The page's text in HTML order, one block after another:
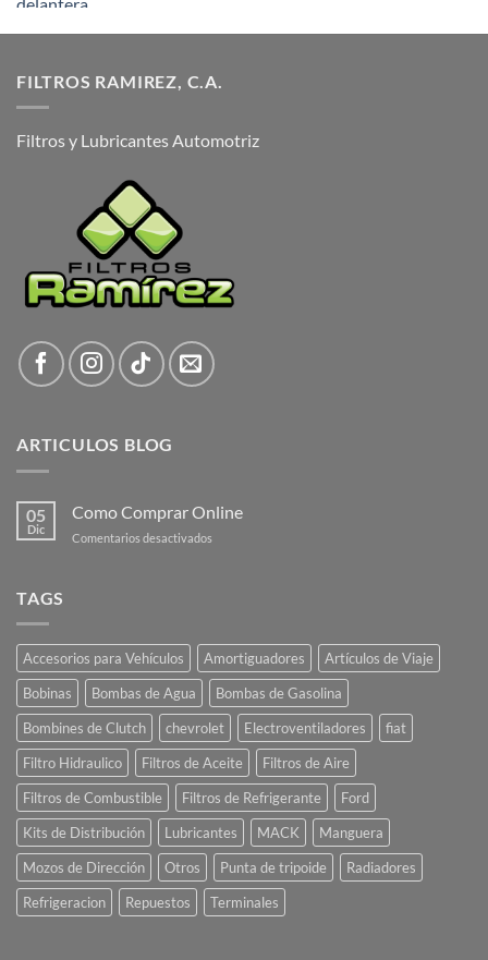
FILTROS RAMIREZ, C.A.
Filtros y Lubricantes Automotriz
ARTICULOS BLOG
05
Dic
Como Comprar Online
Comentarios desactivados
TAGS
Accesorios para Vehículos Amortiguadores
Artículos de Viaje
Bobinas
Bombas de Agua
Bombas de Gasolina
Bombines de Clutch
chevrolet Electroventiladores
fiat
Filtro Hidraulico
Filtros de Aceite
Filtros de Aire
Filtros de Combustible
Filtros de Refrigerante
Ford
Kits de Distribución
Lubricantes MACK
Manguera
Mozos de Dirección
Otros Punta de tripoide
Radiadores
Refrigeracion
Repuestos Terminales